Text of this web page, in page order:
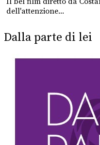
dell'attenzione...
Dalla parte di lei